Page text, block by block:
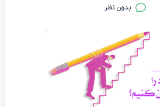
بدون نظر